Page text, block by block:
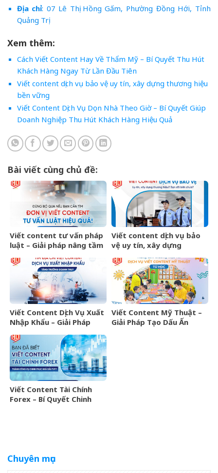
Địa chỉ: 07 Lê Thị Hồng Gấm, Phường Đồng Hới, Tỉnh
Quảng Trị
Xem thêm:
Cách Viết Content Hay Về Thẩm Mỹ – Bí Quyết Thu Hút
Khách Hàng Ngay Từ Lần Đầu Tiên
Viết content dịch vụ bảo vệ uy tín, xây dựng thương hiệu
bền vững
Viết Content Dịch Vụ Dọn Nhà Theo Giờ – Bí Quyết Giúp
Doanh Nghiệp Thu Hút Khách Hàng Hiệu Quả
Bài viết cùng chủ đề:
Viết content tư vấn pháp
luật – Giải pháp nâng tầm
khách hàng hiệu quả
Viết content dịch vụ bảo
vệ uy tín, xây dựng
Viết Content Dịch Vụ Xuất
Nhập Khẩu – Giải Pháp
Doanh Nghiệp
Viết Content Mỹ Thuật –
Giải Pháp Tạo Dấu Ấn
Viết Content Tài Chính
Forex – Bí Quyết Chinh
Chuyên mục